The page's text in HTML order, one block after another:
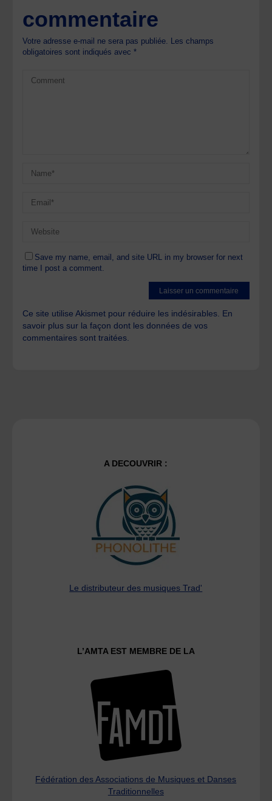
commentaire
Votre adresse e-mail ne sera pas publiée. Les champs
obligatoires sont indiqués avec*
Save my name, email, and site URL in my browser for next
time I post a comment.
Ce site utilise Akismet pour réduire les indésirables. En
savoir plus sur la façon dont les données de vos
commentaires sont traitées
A DECOUVRIR :
Le distributeur des musiques Trad'
L’AMTA EST MEMBRE DE LA
Fédération des Associations de Musiques et Danses
Traditionnelles